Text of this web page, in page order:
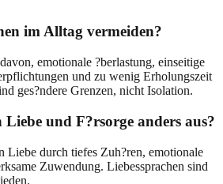
im Alltag vermeiden?
emotionale ?berlastung, einseitige
und zu wenig Erholungszeit
ges?ndere Grenzen, nicht Isolation.
und F?rsorge anders aus?
Liebe durch tiefes Zuh?ren, emotionale
Zuwendung. Liebessprachen sind